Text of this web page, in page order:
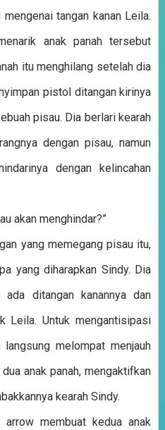
tangan kanan Leila.
anak panah tersebut
itu menghilang setelah dia
pistol ditangan kirinya
pisau. Dia berlari kearah
dengan pisau, namun
dengan kelincahan
akan menghindar?”
yang memegang pisau itu,
yang diharapkan Sindy. Dia
ditangan kanannya dan
Leila. Untuk mengantisipasi
melompat menjauh
anak panah, mengaktifkan
kearah Sindy.
membuat kedua anak